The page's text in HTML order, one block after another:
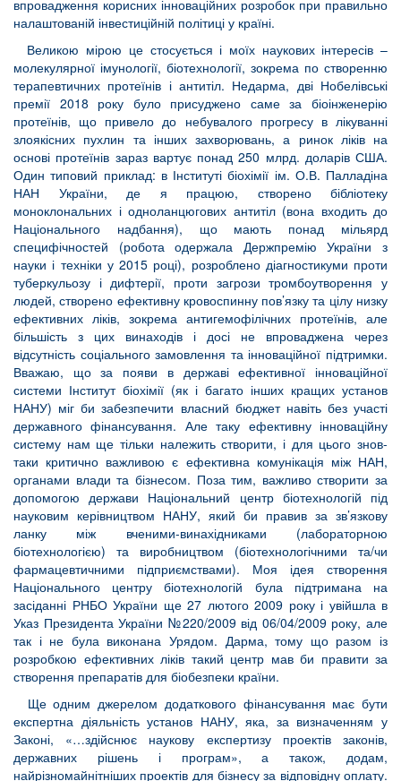
впровадження корисних інноваційних розробок при правильно
налаштованій інвестиційній політиці у країні.
Великою мірою це стосується і моїх наукових інтересів –
молекулярної імунології, біотехнології, зокрема по створенню
терапевтичних протеїнів і антитіл. Недарма, дві Нобелівські
премії 2018 року було присуджено саме за біоінженерію
протеїнів, що привело до небувалого прогресу в лікуванні
злоякісних пухлин та інших захворювань, а ринок ліків на
основі протеїнів зараз вартує понад 250 млрд. доларів США.
Один типовий приклад: в Інституті біохімії ім. О.В. Палладіна
НАН України, де я працюю, створено бібліотеку
моноклональних і одноланцюгових антитіл (вона входить до
Національного надбання), що мають понад мільярд
специфічностей (робота одержала Держпремію України з
науки і техніки у 2015 році), розроблено діагностикуми проти
туберкульозу і дифтерії, проти загрози тромбоутворення у
людей, створено ефективну кровоспинну пов’язку та цілу низку
ефективних ліків, зокрема антигемофілічних протеїнів, але
більшість з цих винаходів і досі не впроваджена через
відсутність соціального замовлення та інноваційної підтримки.
Вважаю, що за появи в державі ефективної інноваційної
системи Інститут біохімії (як і багато інших кращих установ
НАНУ) міг би забезпечити власний бюджет навіть без участі
державного фінансування. Але таку ефективну інноваційну
систему нам ще тільки належить створити, і для цього знов-
таки критично важливою є ефективна комунікація між НАН,
органами влади та бізнесом. Поза тим, важливо створити за
допомогою держави Національний центр біотехнологій під
науковим керівництвом НАНУ, який би правив за зв’язкову
ланку між вченими-винахідниками (лабораторною
біотехнологією) та виробництвом (біотехнологічними та/чи
фармацевтичними підприємствами). Моя ідея створення
Національного центру біотехнологій була підтримана на
засіданні РНБО України ще 27 лютого 2009 року і увійшла в
Указ Президента України №220/2009 від 06/04/2009 року, але
так і не була виконана Урядом. Дарма, тому що разом із
розробкою ефективних ліків такий центр мав би правити за
створення препаратів для біобезпеки країни.
Ще одним джерелом додаткового фінансування має бути
експертна діяльність установ НАНУ, яка, за визначенням у
Законі, «…здійснює наукову експертизу проектів законів,
державних рішень і програм», а також, додам,
найрізномайнітніших проектів для бізнесу за відповідну оплату.